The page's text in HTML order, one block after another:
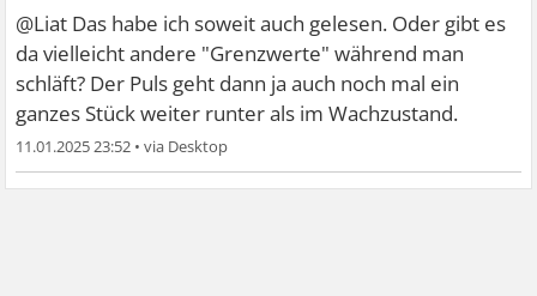
@Liat Das habe ich soweit auch gelesen. Oder gibt es
da vielleicht andere "Grenzwerte" während man
schläft? Der Puls geht dann ja auch noch mal ein
ganzes Stück weiter runter als im Wachzustand.
11.01.2025 23:52 •